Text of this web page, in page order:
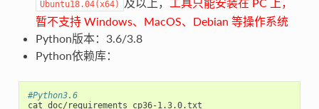
Ubuntu18.04(x64)
暂不支持 Windows、MacOS、Debian 等操作系统
Python版本：3.6/3.8
Python依赖库：
#Python3.6